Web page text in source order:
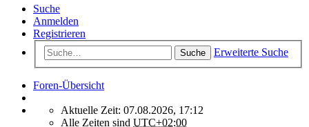
Suche
Anmelden
Registrieren
Suche Erweiterte Suche
Foren-Übersicht
Aktuelle Zeit: 07.08.2026, 17:12
Alle Zeiten sind UTC+02:00